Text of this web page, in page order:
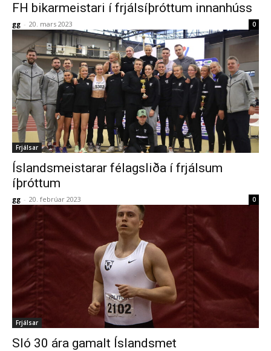
FH bikarmeistari í frjálsíþróttum innanhúss
gg - 20. mars 2023 0
Frjálsar
Íslandsmeistarar félagsliða í frjálsum
íþróttum
gg - 20. febrúar 2023 0
Frjálsar
Sló 30 ára gamalt Íslandsmet